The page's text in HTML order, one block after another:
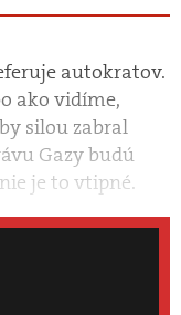
autokratov.
ako vidíme,
silou zabral
Gazy budú
je to vtipné.